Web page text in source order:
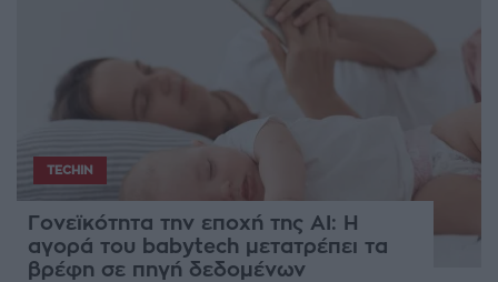
TECHIN
Γονεϊκότητα την εποχή της AI: Η
αγορά του babytech μετατρέπει τα
βρέφη σε πηγή δεδομένων